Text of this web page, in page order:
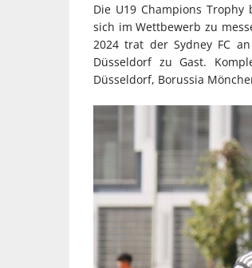
Die U19 Champions
sich im Wettbewerb zu
2024 trat der Sydney FC
Düsseldorf zu Gast.
Düsseldorf, Borussia